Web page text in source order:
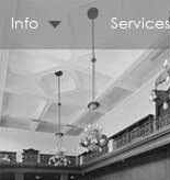
Info Services